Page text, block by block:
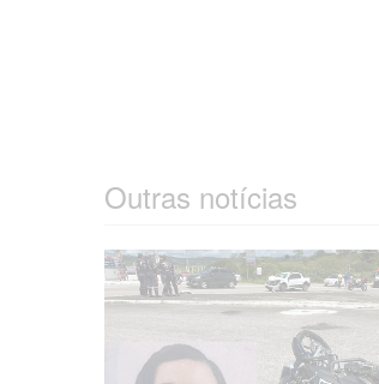
Outras notícias